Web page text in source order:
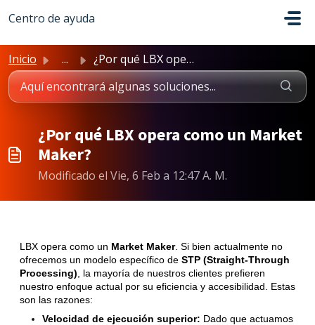
Centro de ayuda
Inicio ... ¿Por qué LBX opera como un Market Maker?
¿Por qué LBX opera como un Market
Maker?
Modificado el Vie, 6 Feb a 12:47 A. M.
LBX opera como un Market Maker. Si bien actualmente no
ofrecemos un modelo específico de STP (Straight-Through
Processing) , la mayoría de nuestros clientes prefieren
nuestro enfoque actual por su eficiencia y accesibilidad. Estas
son las razones:
Velocidad de ejecución superior: Dado que actuamos